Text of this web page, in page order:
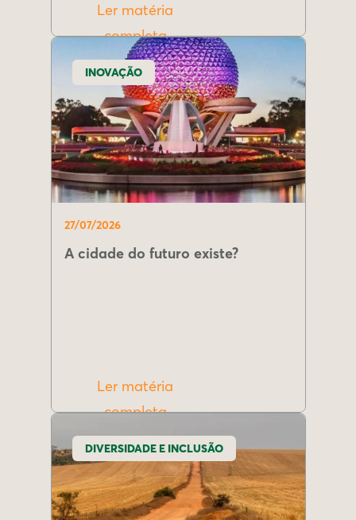
Ler matéria
completa
INOVAÇÃO
27/07/2026
A cidade do futuro existe?
Ler matéria
completa
DIVERSIDADE E INCLUSÃO